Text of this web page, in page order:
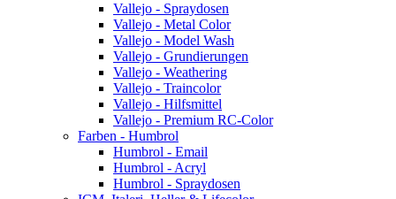
Vallejo - Spraydosen
Vallejo - Metal Color
Vallejo - Model Wash
Vallejo - Grundierungen
Vallejo - Weathering
Vallejo - Traincolor
Vallejo - Hilfsmittel
Vallejo - Premium RC-Color
Farben - Humbrol
Humbrol - Email
Humbrol - Acryl
Humbrol - Spraydosen